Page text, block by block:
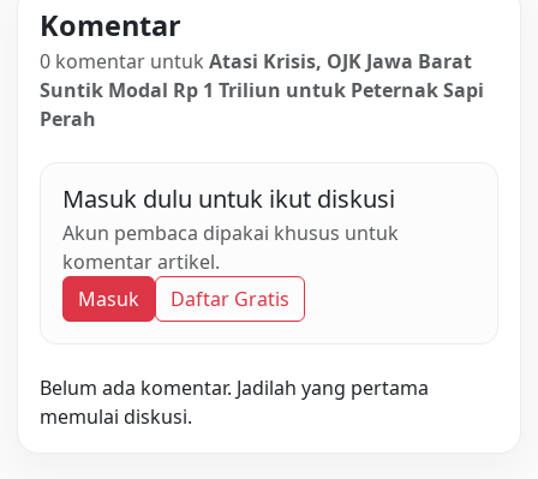
Komentar
0 komentar untuk Atasi Krisis, OJK Jawa Barat
Suntik Modal Rp 1 Triliun untuk Peternak Sapi
Perah
Masuk dulu untuk ikut diskusi
Akun pembaca dipakai khusus untuk
komentar artikel.
Masuk
Daftar Gratis
Belum ada komentar. Jadilah yang pertama
memulai diskusi.